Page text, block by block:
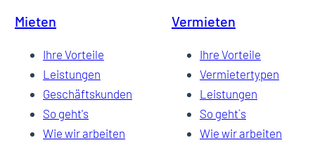
Mieten
Ihre Vorteile
Leistungen
Geschäftskunden
So geht's
Wie wir arbeiten
Vermieten
Ihre Vorteile
Vermietertypen
Leistungen
So geht`s
Wie wir arbeiten